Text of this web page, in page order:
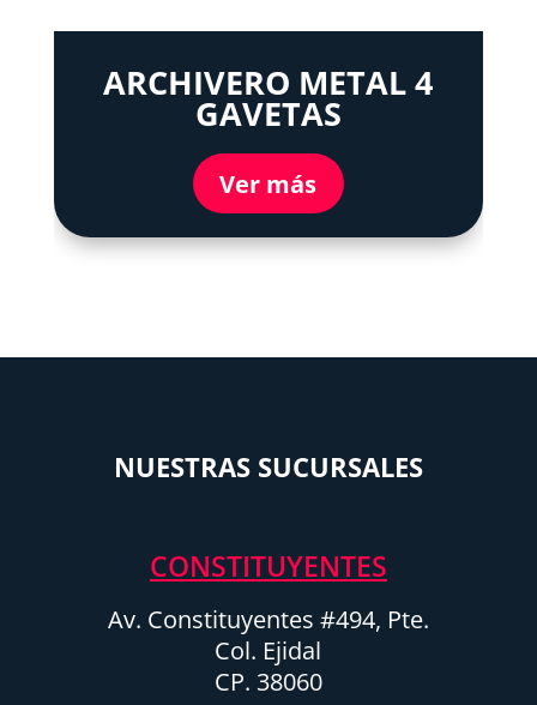
ARCHIVERO METAL 4
GAVETAS
Ver más
NUESTRAS SUCURSALES
CONSTITUYENTES
Av. Constituyentes #494, Pte.
Col. Ejidal
CP. 38060